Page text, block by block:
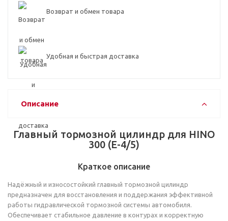
Возврат и обмен товара
Удобная и быстрая доставка
Описание
Главный тормозной цилиндр для HINO
300 (E-4/5)
Краткое описание
Надёжный и износостойкий главный тормозной цилиндр
предназначен для восстановления и поддержания эффективной
работы гидравлической тормозной системы автомобиля.
Обеспечивает стабильное давление в контурах и корректную